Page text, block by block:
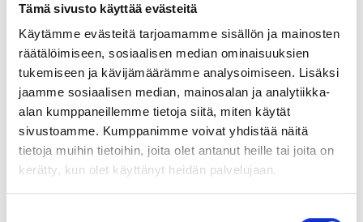
Tämä sivusto käyttää evästeitä
Käytämme evästeitä tarjoamamme sisällön ja mainosten
räätälöimiseen, sosiaalisen median ominaisuuksien
tukemiseen ja kävijämäärämme analysoimiseen. Lisäksi
jaamme sosiaalisen median, mainosalan ja analytiikka-
alan kumppaneillemme tietoja siitä, miten käytät
sivustoamme. Kumppanimme voivat yhdistää näitä
tietoja muihin tietoihin, joita olet antanut heille tai joita on
kerätty, kun olet käyttänyt heidän palvelujaan.
sopeutuminen
ilmastonmuutoksen vaikutuksiin –
kolme skenaariota
Tulevaisuuden haasteiden tunnistaminen ja
ymmärtäminen on vaikuttavan ilmastotyön
perusta. Tämän edistämiseksi verkosto toteutti
Visit Tampereen ja Helsingin johdolla
skenaariotyön, jonka koostamisesta vastasi Capful
Oy. Voit tutustua skenaariotyön tiivistelmään täällä: